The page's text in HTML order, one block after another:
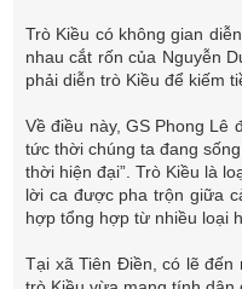
Trò Kiều có không gian
nhau cắt rốn của Nguyễn
phải diễn trò Kiều để kiếm
Về điều này, GS Phong Lê
tức thời chúng ta đang
thời hiện đại”. Trò Kiều là
lời ca được pha trộn giữa
hợp tổng hợp từ nhiều loại
Tại xã Tiên Điền, có lẽ đến